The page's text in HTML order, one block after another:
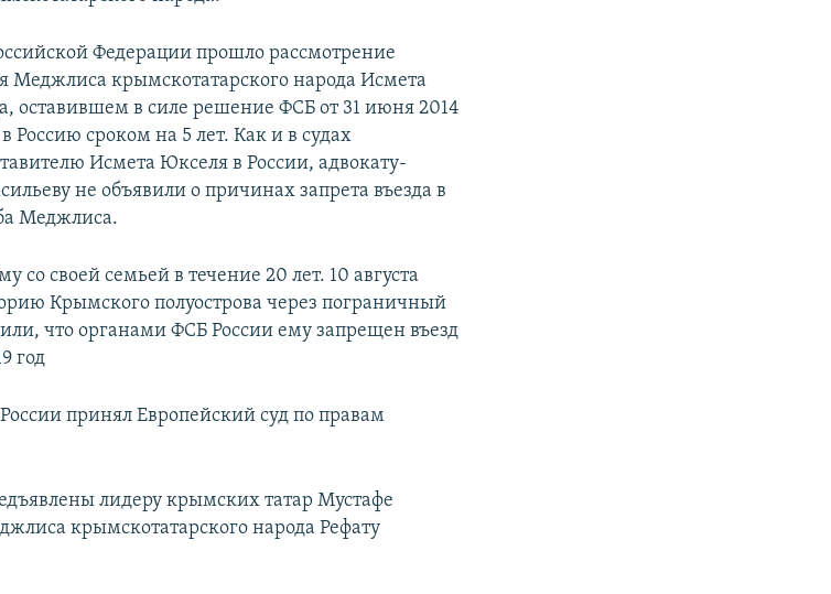
Федерации прошло рассмотрение
Меджлиса крымскотатарского народа Исмета
оставившем в силе решение ФСБ от 31 июня 2014
Россию сроком на 5 лет. Как и в судах
Исмета Юкселя в России, адвокату-
не объявили о причинах запрета въезда в
Меджлиса.
своей семьей в течение 20 лет. 10 августа
Крымского полуострова через пограничный
что органами ФСБ России ему запрещен въезд
год
принял Европейский суд по правам
лидеру крымских татар Мустафе
крымскотатарского народа Рефату